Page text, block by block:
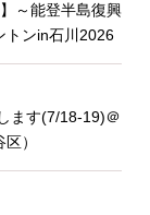
～能登半島復興
トンin石川2026
ます(7/18-19)＠
）